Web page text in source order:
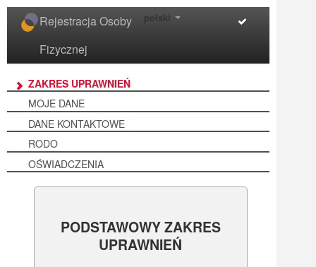
Rejestracja Osoby
Fizycznej
polski
PODSTAWOWY ZAKRES
UPRAWNIEŃ
ZAKRES UPRAWNIEŃ
MOJE DANE
DANE KONTAKTOWE
RODO
OŚWIADCZENIA